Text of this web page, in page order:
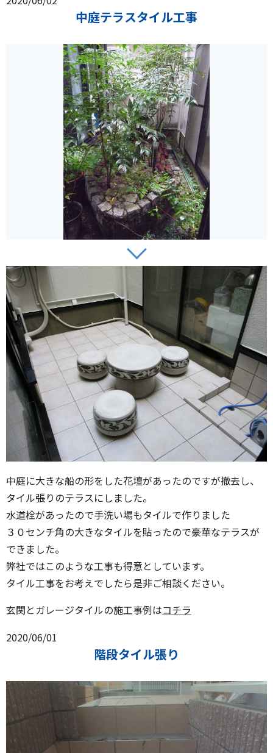
中庭テラスタイル工事
中庭に大きな船の形をした花壇があったのですが撤去し、
タイル張りのテラスにしました。
水道栓があったので手洗い場もタイルで作りました
３０センチ角の大きなタイルを貼ったので豪華なテラスが
できました。
弊社ではこのような工事も得意としています。
タイル工事をお考えでしたら是非ご相談ください。
玄関とガレージタイルの施工事例はコチラ
2020/06/01
階段タイル張り